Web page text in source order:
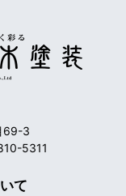
69-3
5311
て